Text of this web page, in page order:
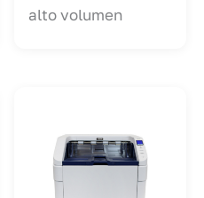
alto volumen